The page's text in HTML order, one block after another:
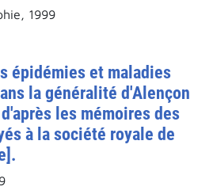
1999
épidémies et maladies
la généralité d'Alençon
les mémoires des
à la société royale de